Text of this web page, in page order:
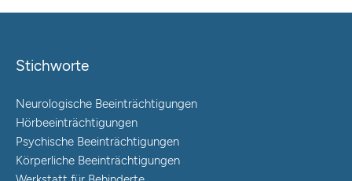
Stichworte
Neurologische Beeinträchtigungen
Hörbeeinträchtigungen
Psychische Beeinträchtigungen
Körperliche Beeinträchtigungen